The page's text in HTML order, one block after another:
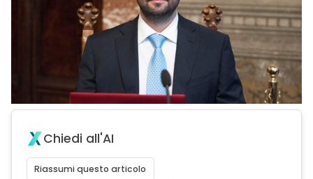
Chiedi all'AI
Riassumi questo articolo